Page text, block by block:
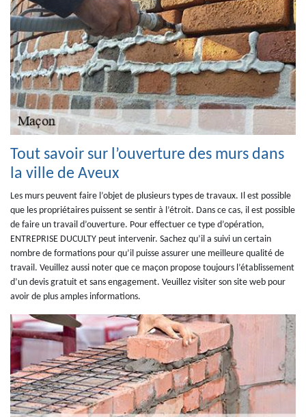
Tout savoir sur l’ouverture des murs dans
la ville de Aveux
Les murs peuvent faire l’objet de plusieurs types de travaux. Il est possible
que les propriétaires puissent se sentir à l’étroit. Dans ce cas, il est possible
de faire un travail d’ouverture. Pour effectuer ce type d’opération,
ENTREPRISE DUCULTY peut intervenir. Sachez qu’il a suivi un certain
nombre de formations pour qu’il puisse assurer une meilleure qualité de
travail. Veuillez aussi noter que ce maçon propose toujours l’établissement
d’un devis gratuit et sans engagement. Veuillez visiter son site web pour
avoir de plus amples informations.